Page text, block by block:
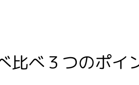
比べ３つのポイ